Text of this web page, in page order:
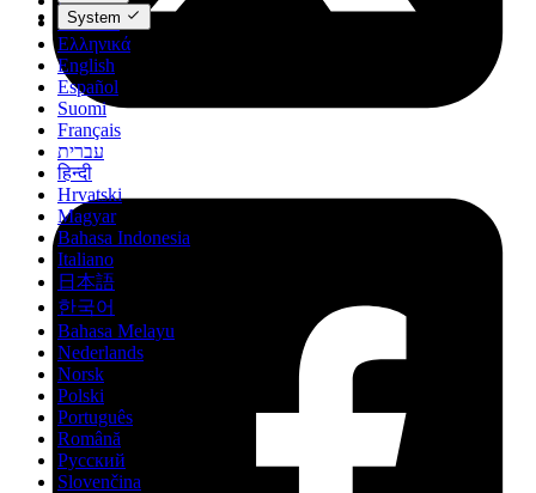
Deutsch
Ελληνικά
English
Español
Suomi
Français
עברית
हिन्दी
Hrvatski
Magyar
Bahasa Indonesia
Italiano
日本語
한국어
Bahasa Melayu
Nederlands
Norsk
Polski
Português
Română
Русский
Slovenčina
System